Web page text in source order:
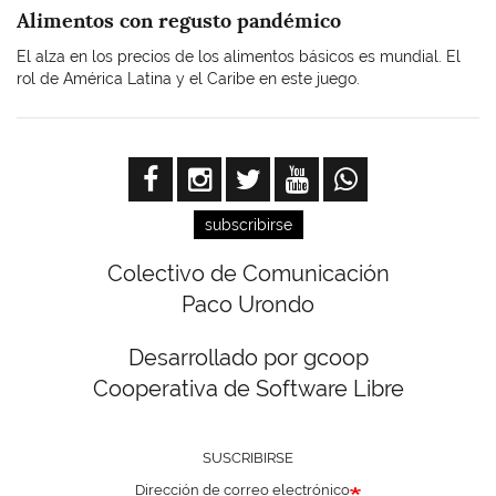
Alimentos con regusto pandémico
El alza en los precios de los alimentos básicos es mundial. El
rol de América Latina y el Caribe en este juego.
subscribirse
Colectivo de Comunicación
Paco Urondo
Desarrollado por gcoop
Cooperativa de Software Libre
SUSCRIBIRSE
Dirección de correo electrónico